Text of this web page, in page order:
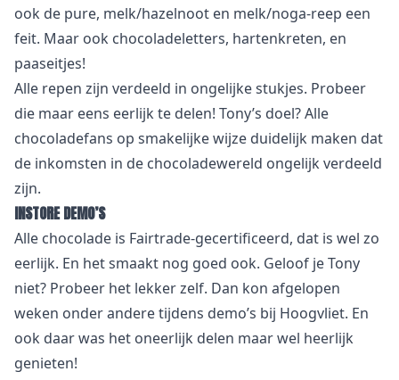
ook de pure, melk/hazelnoot en melk/noga-reep een
feit. Maar ook chocoladeletters, hartenkreten, en
paaseitjes!
Alle repen zijn verdeeld in ongelijke stukjes. Probeer
die maar eens eerlijk te delen! Tony’s doel? Alle
chocoladefans op smakelijke wijze duidelijk maken dat
de inkomsten in de chocoladewereld ongelijk verdeeld
zijn.
INSTORE DEMO’S
Alle chocolade is Fairtrade-gecertificeerd, dat is wel zo
eerlijk. En het smaakt nog goed ook. Geloof je Tony
niet? Probeer het lekker zelf. Dan kon afgelopen
weken onder andere tijdens demo’s bij Hoogvliet. En
ook daar was het oneerlijk delen maar wel heerlijk
genieten!